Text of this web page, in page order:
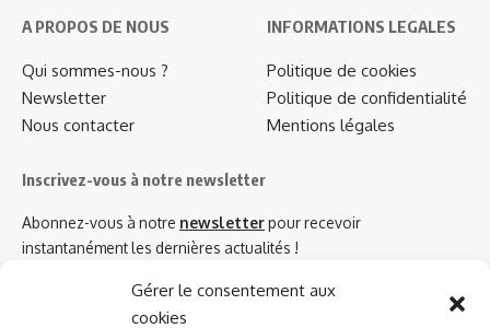
Gérer le consentement aux
cookies
A PROPOS DE NOUS
Qui sommes-nous ?
Newsletter
Nous contacter
INFORMATIONS LEGALES
Politique de cookies
Politique de confidentialité
Mentions légales
Inscrivez-vous à notre newsletter
Abonnez-vous à notre newsletterpour recevoir
instantanément les dernières actualités !
Azinat.com TV soutient